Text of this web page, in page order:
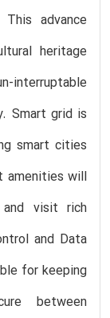
advance
heritage
interruptable
Smart grid is
smart cities
amenities will
visit rich
and Data
for keeping
between